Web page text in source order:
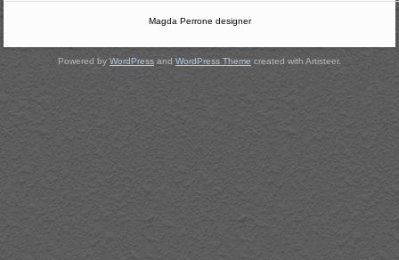
Magda Perrone designer
Powered by WordPress and WordPress Theme created with Artisteer.